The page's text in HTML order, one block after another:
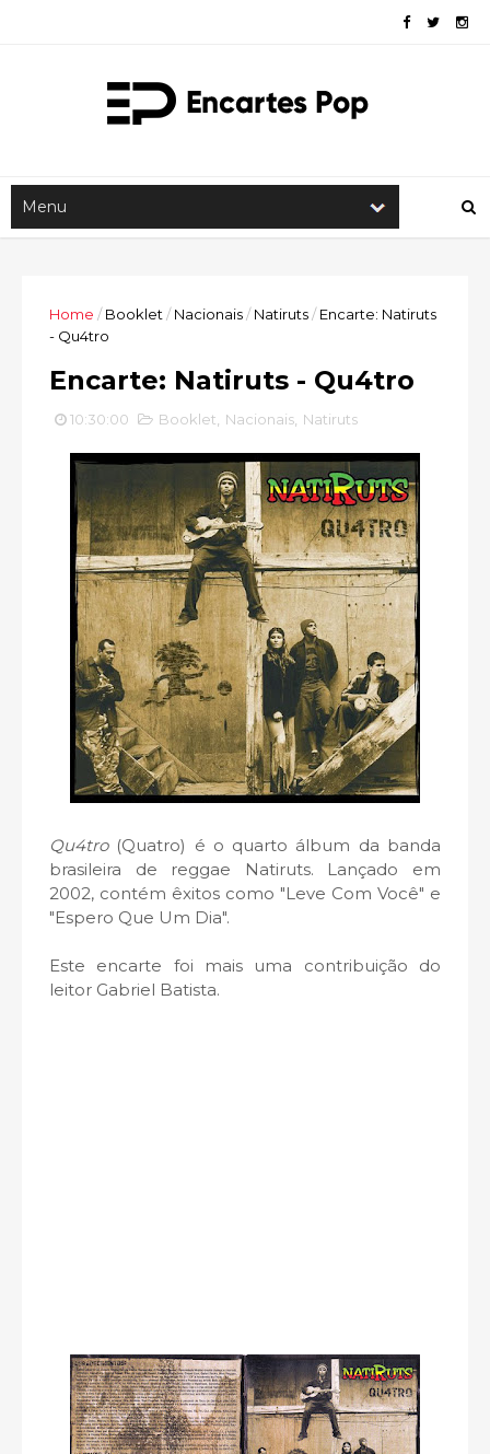
Home / Booklet / Nacionais/ Natiruts/ Encarte: Natiruts
- Qu4tro
Encarte: Natiruts - Qu4tro
10:30:00 Booklet Nacionais Natiruts
Qu4tro(Quatro) é o quarto álbum da banda
brasileira de reggae Natiruts. Lançado em
2002, contém êxitos como "Leve Com Você" e
"Espero Que Um Dia".
Este encarte foi mais uma contribuição do
leitor Gabriel Batista.